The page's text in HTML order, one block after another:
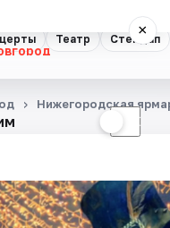
Театр Стендап
×
☾
Нижегородская